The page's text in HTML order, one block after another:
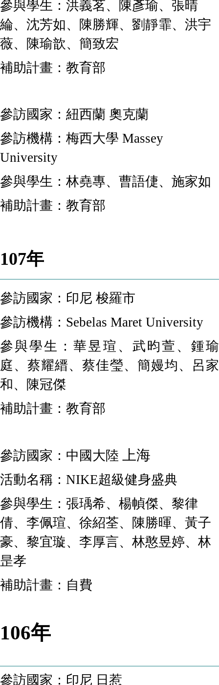
參與學生：洪義茗、陳彥瑜、張晴
綸、沈芳如、陳勝輝、劉靜霏、洪宇
薇、陳瑜歆、簡致宏
補助計畫：教育部
參訪國家：紐西蘭 奧克蘭
參訪機構： 梅西大學 Massey
University
參與學生：林堯專、曹語倢、施家如
補助計畫：教育部
107年
參訪國家：印尼 梭羅市
參訪機構： Sebelas Maret University
參與學生：華昱瑄、武昀萱、鍾瑜
庭、蔡耀縉、蔡佳瑩、簡嫚均、呂家
和、陳冠傑
補助計畫：教育部
參訪國家：中國大陸 上海
活動名稱： NIKE超級健身盛典
參與學生：張瑀希、楊幀傑、黎律
倩、李佩瑄、徐紹荃、陳勝暉、黃子
豪、黎宜璇、李厚言、林憨昱婷、林
昰孝
補助計畫：自費
106年
參訪國家：印尼 日惹